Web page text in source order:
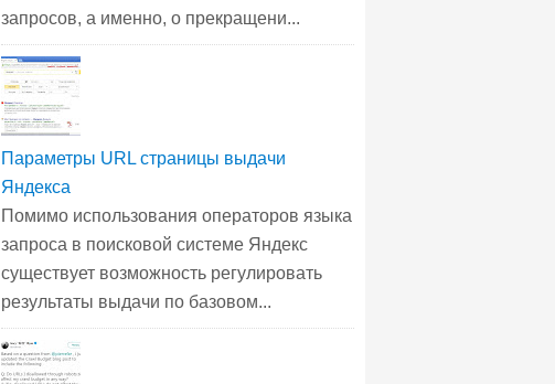
запросов, а именно, о прекращени...
Параметры URL страницы выдачи
Яндекса
Помимо использования операторов языка
запроса в поисковой системе Яндекс
существует возможность регулировать
результаты выдачи по базовом...